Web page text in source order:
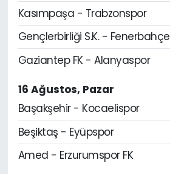
Kasımpaşa - Trabzonspor
Gençlerbirliği S.K. - Fenerbahçe
Gaziantep FK - Alanyaspor
16 Ağustos, Pazar
Başakşehir - Kocaelispor
Beşiktaş - Eyüpspor
Amed - Erzurumspor FK